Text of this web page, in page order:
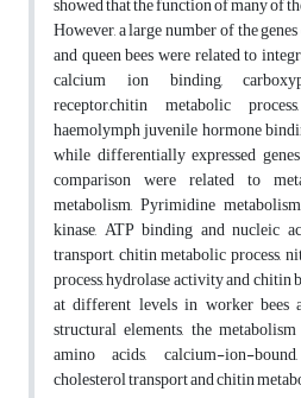
However, a large number of the
and queen bees were related to
calcium ion binding,
receptor,chitin metabolic
haemolymph juvenile hormone
while differentially expressed
comparison were related to
metabolism, Pyrimidine
kinase, ATP binding and nucleic
transport, chitin metabolic process,
process, hydrolase activity and chitin
at different levels in worker bees
structural elements, the
amino acids, calcium-ion-
cholesterol transport and chitin